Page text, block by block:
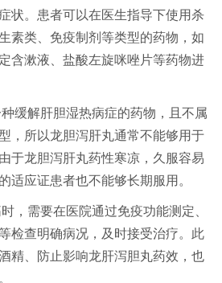
状。患者可以在医生指导下使用杀
素类、免疫制剂等类型的药物，如
含漱液、盐酸左旋咪唑片等药物进
缓解肝胆湿热病症的药物，且不属
，所以龙胆泻肝丸通常不能够用于
于龙胆泻肝丸药性寒凉，久服容易
适应证患者也不能够长期服用。
，需要在医院通过免疫功能测定、
检查明确病况，及时接受治疗。此
精、防止影响龙肝泻胆丸药效，也